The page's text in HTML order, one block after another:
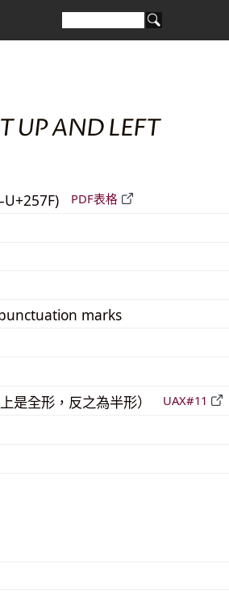
UP AND LEFT
PDF表格
marks
是全形，反之為半形） UAX#11